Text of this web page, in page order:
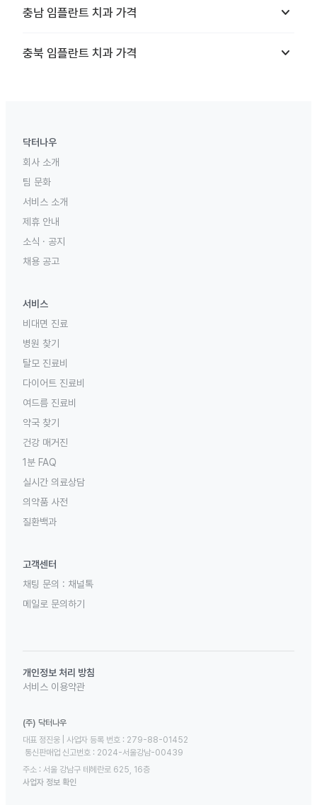
충남 임플란트 치과 가격 keyboard_arrow_down
충북 임플란트 치과 가격 keyboard_arrow_down
닥터나우
회사 소개
팀 문화
서비스 소개
제휴 안내
소식 · 공지
채용 공고
서비스
비대면 진료
병원 찾기
탈모 진료비
다이어트 진료비
여드름 진료비
약국 찾기
건강 매거진
1분 FAQ
실시간 의료상담
의약품 사전
질환백과
고객센터
채팅 문의 : 채널톡
메일로 문의하기
개인정보 처리 방침
서비스 이용약관
(주) 닥터나우
대표 정진웅 | 사업자 등록 번호 : 279-88-01452
통신판매업 신고번호 : 2024-서울강남-00439
주소 : 서울 강남구 테헤란로 625, 16층
사업자 정보 확인